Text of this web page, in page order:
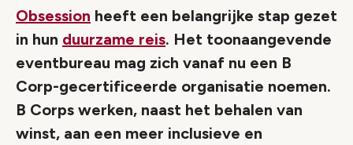
Obsession heeft een belangrijke stap gezet
in hun duurzame reis. Het toonaangevende
eventbureau mag zich vanaf nu een B
Corp-gecertificeerde organisatie noemen.
B Corps werken, naast het behalen van
winst, aan een meer inclusieve en